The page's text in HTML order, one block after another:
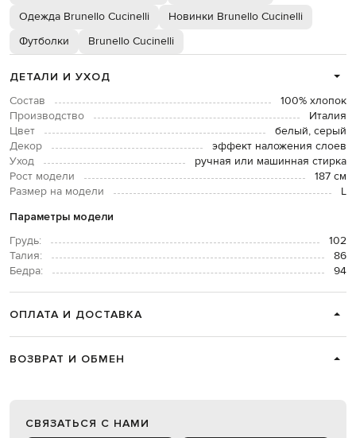
Одежда Brunello Cucinelli
Новинки Brunello Cucinelli
Футболки
Brunello Cucinelli
ДЕТАЛИ И УХОД
Состав
100% хлопок
Производство
Италия
Цвет
белый, серый
Декор
эффект наложения слоев
Уход
ручная или машинная стирка
Рост модели
187 см
Размер на модели
L
Параметры модели
Грудь:
102
Талия:
86
Бедра:
94
ОПЛАТА И ДОСТАВКА
ВОЗВРАТ И ОБМЕН
СВЯЗАТЬСЯ С НАМИ